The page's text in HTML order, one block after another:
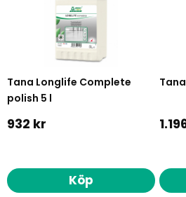
Tana Longlife Complete
polish 5 l
932 kr
Köp